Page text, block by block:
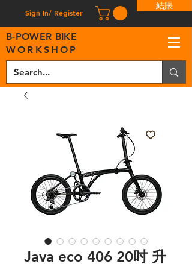
Sign In/ Register
結賬
B-POWER BIKE
WORKSHOP
Java eco 406 20吋 升